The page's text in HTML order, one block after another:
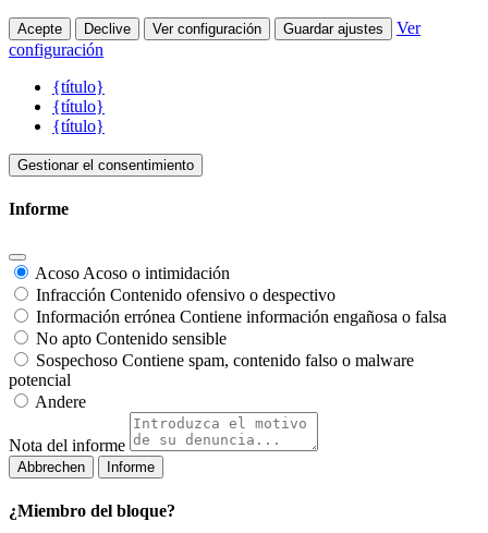
Acepte Declive Ver configuración Guardar ajustes
Ver
configuración
{título}
{título}
{título}
Gestionar el consentimiento
Informe
Acoso Acoso o intimidación
Infracción Contenido ofensivo o despectivo
Información errónea Contiene información engañosa o falsa
No apto Contenido sensible
Sospechoso Contiene spam, contenido falso o malware
potencial
Andere
Nota del informe
Informe
¿Miembro del bloque?